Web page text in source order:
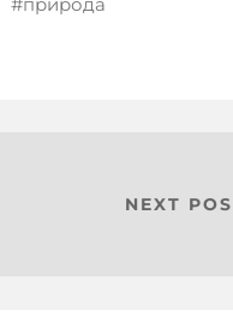
природа
NEXT